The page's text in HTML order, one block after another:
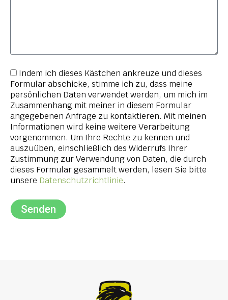
Indem ich dieses Kästchen ankreuze und dieses
Formular abschicke, stimme ich zu, dass meine
persönlichen Daten verwendet werden, um mich im
Zusammenhang mit meiner in diesem Formular
angegebenen Anfrage zu kontaktieren. Mit meinen
Informationen wird keine weitere Verarbeitung
vorgenommen. Um Ihre Rechte zu kennen und
auszuüben, einschließlich des Widerrufs Ihrer
Zustimmung zur Verwendung von Daten, die durch
dieses Formular gesammelt werden, lesen Sie bitte
unsere Datenschutzrichtlinie.
Senden